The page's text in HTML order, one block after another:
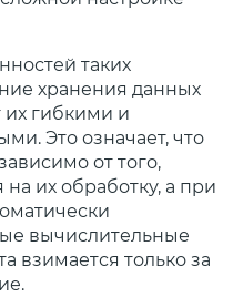
таких
хранения данных
их гибкими и
Это означает, что
от того,
на их обработку, а при
вычислительные
взимается только за